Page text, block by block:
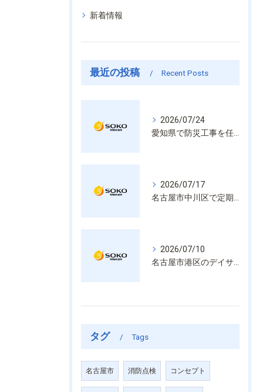
新着情報
最近の投稿 Recent Posts
2026/07/24
2026/07/17
2026/07/10
タグ Tags
名古屋市 消防点検 コンセプト